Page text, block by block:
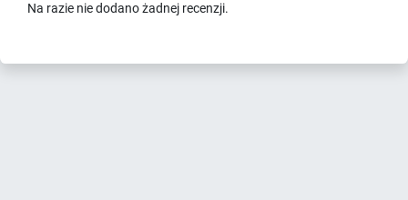
Na razie nie dodano żadnej recenzji.